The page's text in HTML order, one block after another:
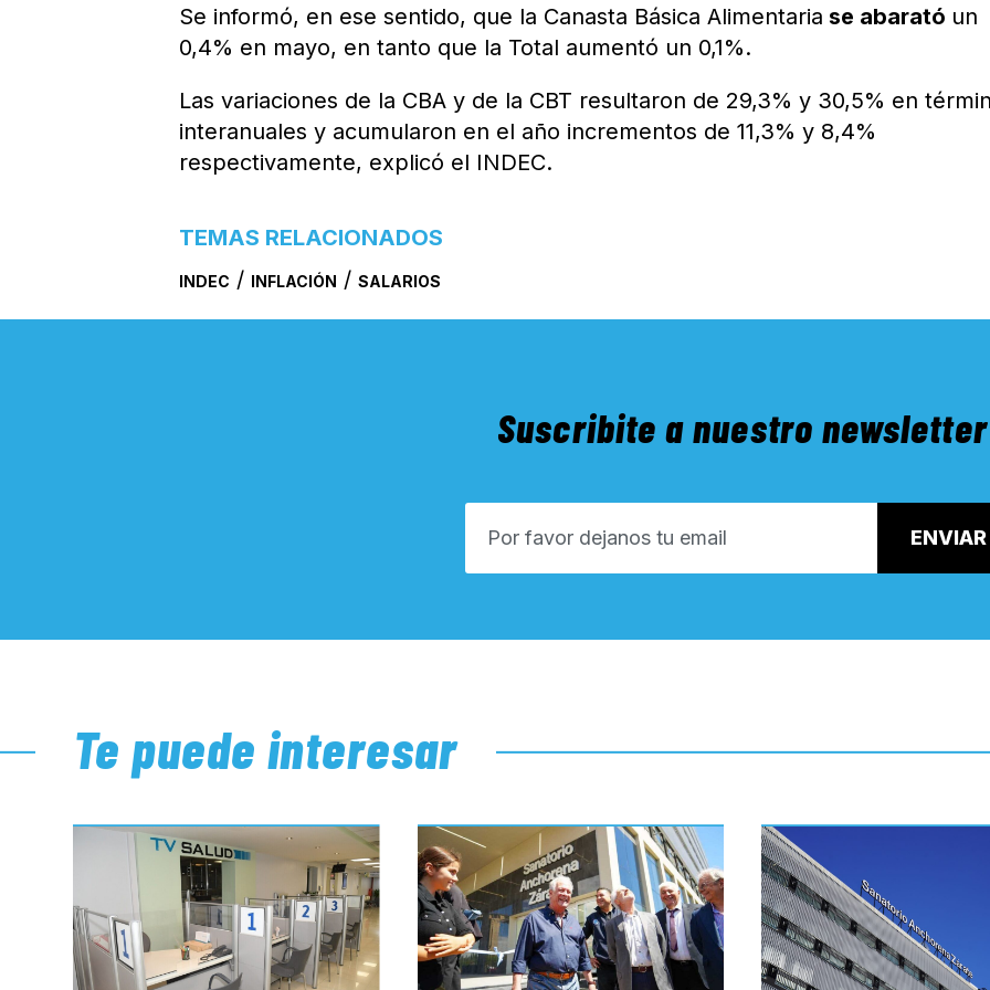
Se informó, en ese sentido, que la Canasta Básica Alimentaria se abarató un
0,4% en mayo, en tanto que la Total aumentó un 0,1%.
Las variaciones de la CBA y de la CBT resultaron de 29,3% y 30,5% en
interanuales y acumularon en el año incrementos de 11,3% y 8,4%
respectivamente, explicó el INDEC.
TEMAS RELACIONADOS
INDEC / INFLACIÓN /SALARIOS
Suscribite a nuestro newsletter
Te puede interesar